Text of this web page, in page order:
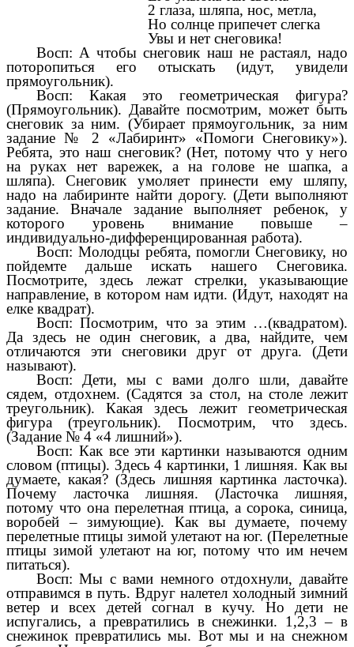
2 глаза, шляпа, нос, метла,
Но солнце припечет слегка
Увы и нет снеговика!
Восп: А чтобы снеговик наш не растаял, надо
поторопиться его отыскать (идут, увидели
прямоугольник).
Восп: Какая это геометрическая фигура?
(Прямоугольник). Давайте посмотрим, может быть
снеговик за ним. (Убирает прямоугольник, за ним
задание № 2 «Лабиринт» «Помоги Снеговику»).
Ребята, это наш снеговик? (Нет, потому что у него
на руках нет варежек, а на голове не шапка, а
шляпа). Снеговик умоляет принести ему шляпу,
надо на лабиринте найти дорогу. (Дети выполняют
задание. Вначале задание выполняет ребенок, у
которого уровень внимание повыше –
индивидуально-дифференцированная работа).
Восп: Молодцы ребята, помогли Снеговику, но
пойдемте дальше искать нашего Снеговика.
Посмотрите, здесь лежат стрелки, указывающие
направление, в котором нам идти. (Идут, находят на
елке квадрат).
Восп: Посмотрим, что за этим …(квадратом).
Да здесь не один снеговик, а два, найдите, чем
отличаются эти снеговики друг от друга. (Дети
называют).
Восп: Дети, мы с вами долго шли, давайте
сядем, отдохнем. (Садятся за стол, на столе лежит
треугольник). Какая здесь лежит геометрическая
фигура (треугольник). Посмотрим, что здесь.
(Задание № 4 «4 лишний»).
Восп: Как все эти картинки называются одним
словом (птицы). Здесь 4 картинки, 1 лишняя. Как вы
думаете, какая? (Здесь лишняя картинка ласточка).
Почему ласточка лишняя. (Ласточка лишняя,
потому что она перелетная птица, а сорока, синица,
воробей – зимующие). Как вы думаете, почему
перелетные птицы зимой улетают на юг. (Перелетные
птицы зимой улетают на юг, потому что им нечем
питаться).
Восп: Мы с вами немного отдохнули, давайте
отправимся в путь. Вдруг налетел холодный зимний
ветер и всех детей согнал в кучу. Но дети не
испугались, а превратились в снежинки. 1,2,3 – в
снежинок превратились мы. Вот мы и на снежном